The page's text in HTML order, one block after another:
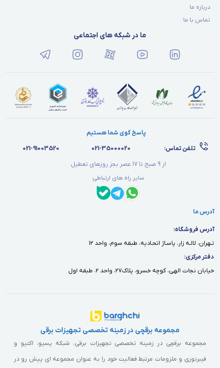
درباره ما
تماس با ما
ما در شبکه های اجتماعی
پاسخ گوی شما هستیم
تلفن تماس:
021-35000020
021-91003520
از 9 صبح تا 17 عصر بجز روزهای تعطیل
سایر راه های ارتباطی
آدرس ما
آدرس فروشگاه:
تـهران، لالـه زار، پاسـاژ اتحـاديه، طبقه سوم، واحد ١٢
دفتر مركزى:
خيابان نجات الهى، كوچه خسرو، پلاك٢٧، واحد ٢، طبقه اول
مجموعه برقچی در زمینه تخصصی تجهیزات برقی
مجموعه برقچی در زمینه تخصصی تجهیزات برقی، شبکه پسیو، اکتیو و
فیبرنوری و ملزومات مرتبط فعالیت خود را به عنوان مجموعه ای پیش رو در